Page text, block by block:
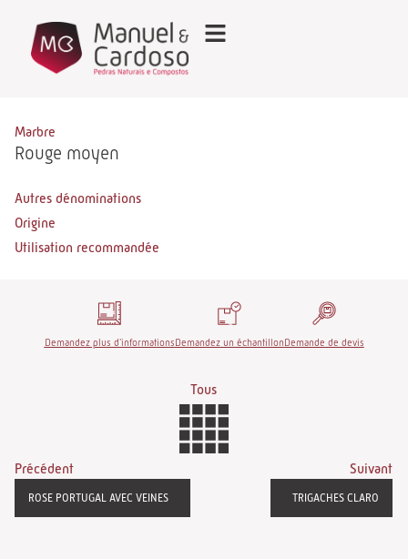
Marbre
Rouge moyen
Autres dénominations
Origine
Utilisation recommandée
Demandez plus d'informationsDemandez un échantillonDemande de devis
Précédent
ROSE PORTUGAL AVEC VEINES
Suivant
TRIGACHES CLARO
Tous